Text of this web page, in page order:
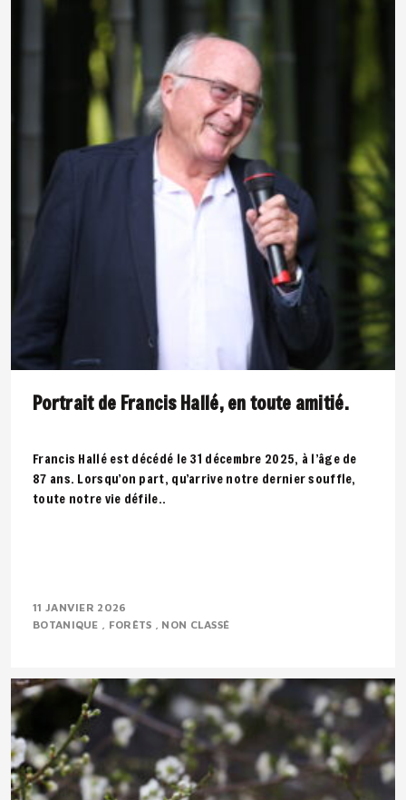
Portrait de Francis Hallé, en toute amitié.
Francis Hallé est décédé le 31 décembre 2025, à l’âge de
87 ans. Lorsqu’on part, qu’arrive notre dernier souffle,
toute notre vie défile..
11 JANVIER 2026
BOTANIQUE
FORÊTS NON CLASSÉ